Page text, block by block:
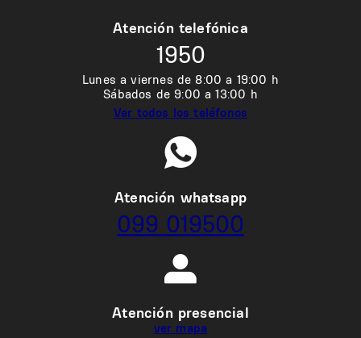
Atención telefónica
1950
Lunes a viernes de 8:00 a 19:00 h
Sábados de 9:00 a 13:00 h
Ver todos los teléfonos
Atención whatsapp
099 019500
Atención presencial
ver mapa